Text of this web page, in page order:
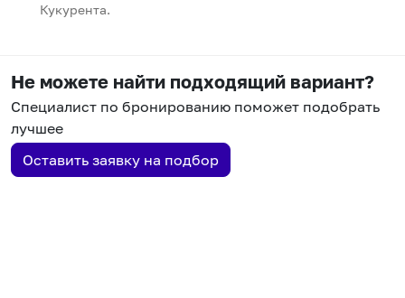
Кукурента.
Не можете найти подходящий вариант?
Специалист по бронированию поможет подобрать
лучшее
Оставить заявку на подбор